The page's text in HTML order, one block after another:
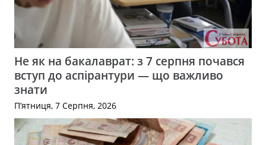
Не як на бакалаврат: з 7 серпня почався
вступ до аспірантури — що важливо
знати
П’ятниця, 7 Серпня, 2026